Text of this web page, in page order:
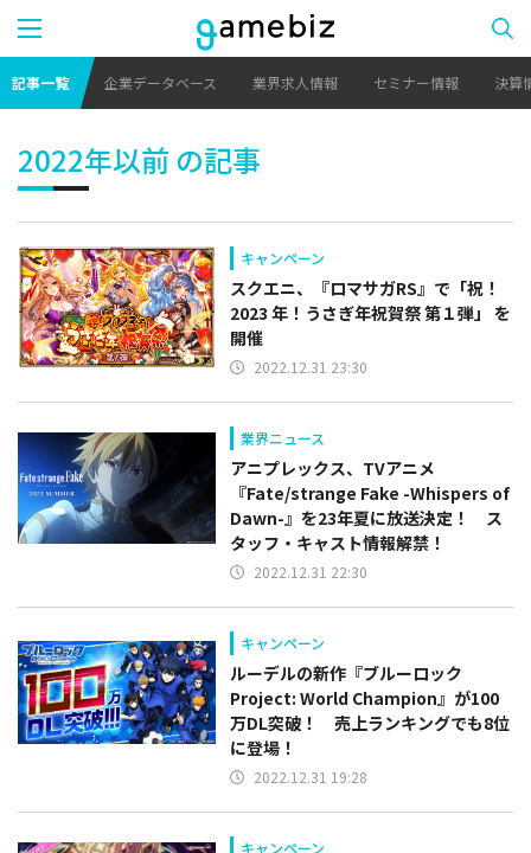
記事一覧 企業データベース 業界求人情報 セミナー情報 決算
2022年以前 の記事
キャンペーン
スクエニ、『ロマサガRS』で「祝！
2023 年！うさぎ年祝賀祭 第１弾」 を
開催
2022.12.31 23:30
業界ニュース
アニプレックス、TVアニメ
『Fate/strange Fake -Whispers of
Dawn-』を23年夏に放送決定！ ス
タッフ・キャスト情報解禁！
2022.12.31 22:30
キャンペーン
ルーデルの新作『ブルーロック
Project: World Champion』が100
万DL突破！ 売上ランキングでも8位
に登場！
2022.12.31 19:28
キャンペーン